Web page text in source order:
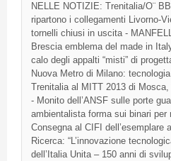
NELLE NOTIZIE: Trenitalia/O¨
ripartono i collegamenti Livorno-
tornelli chiusi in uscita -
Brescia emblema del made in
calo degli appalti “misti” di
Nuova Metro di Milano:
Trenitalia al MITT 2013 di
- Monito dell’ANSF sulle porte
ambientalista forma sui binari per
Consegna al CIFI dell’esemplare
Ricerca: “L’innovazione
dell’Italia Unita – 150 anni di